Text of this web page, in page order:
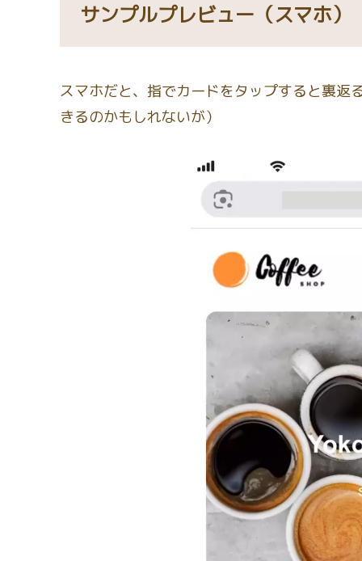
サンプルプレビュー（スマホ）
スマホだと、指でカードをタップすると裏返
きるのかもしれないが）